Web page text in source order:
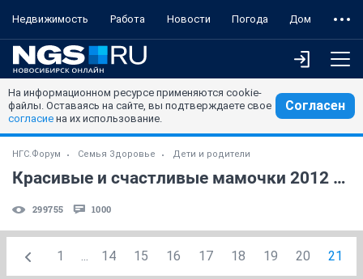
Недвижимость Работа Новости Погода Дом
На информационном ресурсе применяются cookie-
файлы. Оставаясь на сайте, вы подтверждаете свое
согласие на их использование.
Согласен
НГС.Форум Семья Здоровье Дети и родители
Красивые и счастливые мамочки 2012 года (часть 22)
299755 1000
1 ... 14 15 16 17 18 19 20 21